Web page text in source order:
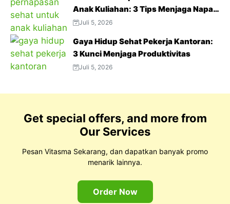
Anak Kuliahan: 3 Tips Menjaga Napas
Tetap Optimal di Tengah Aktivitas
Juli 5, 2026
Gaya Hidup Sehat Pekerja Kantoran:
3 Kunci Menjaga Produktivitas
Juli 5, 2026
Get special offers, and more from
Our Services
Pesan Vitasma Sekarang, dan dapatkan banyak promo
menarik lainnya.
Order Now